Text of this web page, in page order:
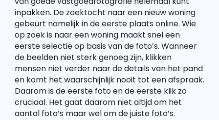
inpakken. De zoektocht naar een nieuw woning
gebeurt namelijk in de eerste plaats online. Wie
op zoek is naar een woning maakt snel een
eerste selectie op basis van de foto’s. Wanneer
de beelden niet sterk genoeg zijn, klikken
mensen niet verder naar de details van het pand
en komt het waarschijnlijk nooit tot een afspraak.
Daarom is de eerste foto en de eerste klik zo
cruciaal. Het gaat daarom niet altijd om het
aantal foto’s maar wel om de juiste foto’s.